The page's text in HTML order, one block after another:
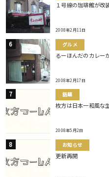
１号線の珈琲館が改
2008年2月11日
グルメ
るーほんだのカレー
2008年2月17日
話題
枚方は日本一和風な
2008年5月2日
お知らせ
更新再開